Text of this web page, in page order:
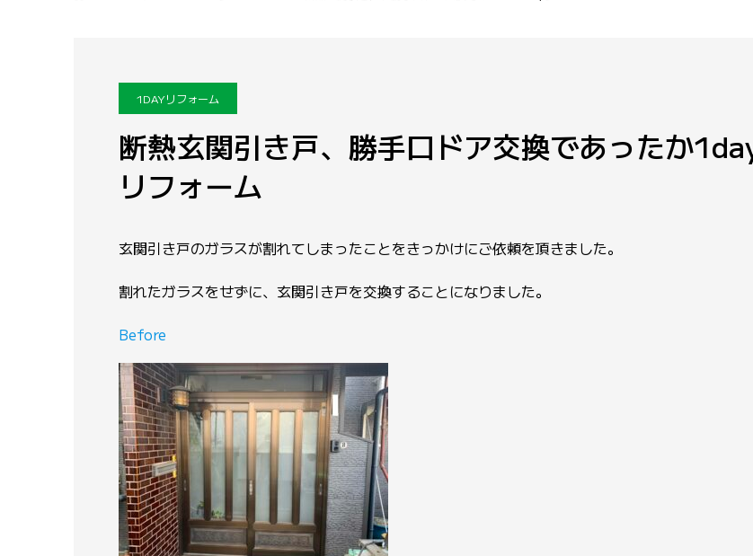
1DAYリフォーム
断熱玄関引き戸、勝手口ドア交換であったか
リフォーム
玄関引き戸のガラスが割れてしまったことをきっかけにご依頼を頂きました。
割れたガラスをせずに、玄関引き戸を交換することになりました。
Before